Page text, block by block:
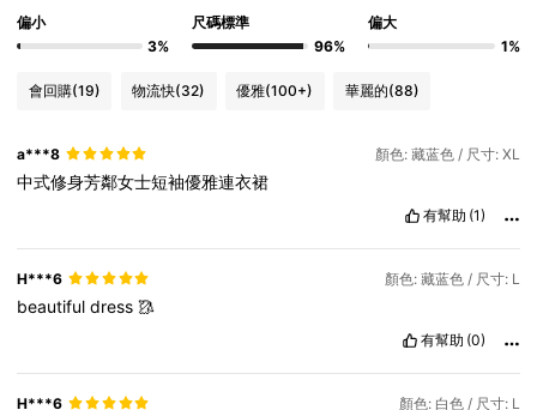
偏小
3%
尺碼標準
96%
偏大
1%
會回購(19) 物流快(32) 優雅(100+) 華麗的(88)
a***8 顏色: 藏蓝色 / 尺寸: XL
中式修身芳鄰女士短袖優雅連衣裙
有幫助 (1)
H***6 顏色: 藏蓝色 / 尺寸: L
beautifuldress🥻
有幫助 (0)
H***6 顏色: 白色 / 尺寸: L